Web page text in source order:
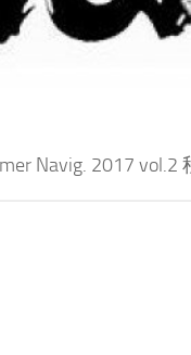
Navig. 2017 vol.2